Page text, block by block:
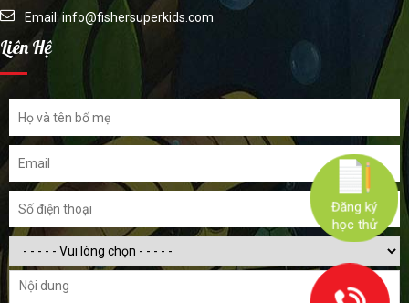
Đăng ký
học thử
Email:info@fishersuperkids.com
Liên Hệ